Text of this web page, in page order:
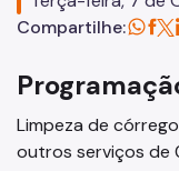
Licitações
Cata-Bagulho
Termo de
Compartilhe:
Limpeza de
outros serviços de